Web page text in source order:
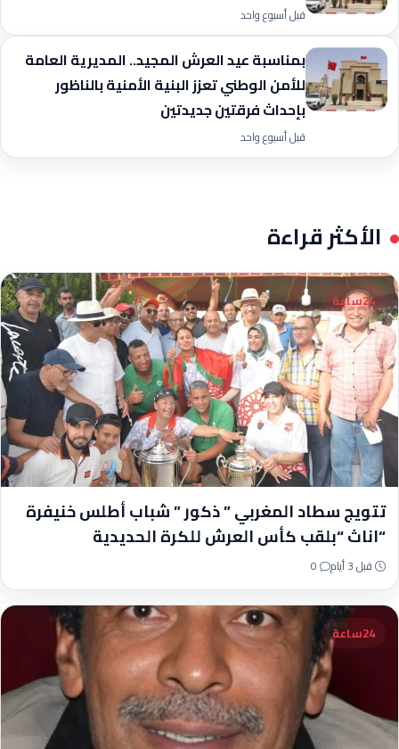
قبل أسبوع واحد
بمناسبة عيد العرش المجيد.. المديرية العامة
للأمن الوطني تعزز البنية الأمنية بالناظور
بإحداث فرقتين جديدتين
قبل أسبوع واحد
الأكثر قراءة
24ساعة
تتويج سطاد المغربي ” ذكور ” شباب أطلس خنيفرة
“اناث “بلقب كأس العرش للكرة الحديدية
قبل 3 أيام
24ساعة